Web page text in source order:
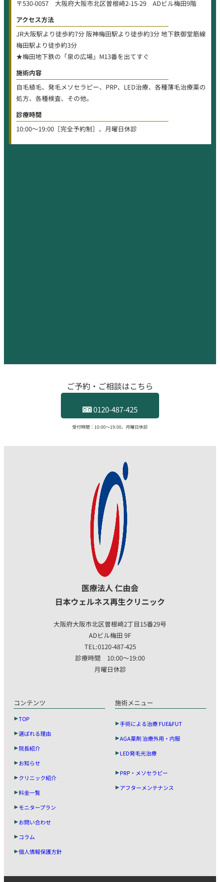
〒530-0057 大阪府大阪市北区曽根崎2-15-29 ADビル梅田9階
アクセス方法
JR大阪駅より徒歩約7分 阪神梅田駅より徒歩約3分 地下鉄御堂筋線
梅田駅より徒歩約3分
★梅田地下鉄の「泉の広場」M13番を出てすぐ
施術内容
自毛植毛、発毛メソセラピー、PRP、LED治療、各種薄毛治療薬の
処方、各種検査、その他。
診療時間
10:00〜19:00［完全予約制］、月曜日休診
ご予約・ご相談はこちら
0120-487-425
受付時間：10:00〜19:00、月曜日休診
医療法人 仁由会
日本ウェルネス再生クリニック
大阪府大阪市北区曽根崎2丁目15番29号
ADビル梅田 9F
TEL:0120-487-425
診療時間 10:00〜19:00
月曜日休診
コンテンツ
TOP
選ばれる理由
院長紹介
お知らせ
クリニック紹介
料金一覧
モニタープラン
お問い合わせ
コラム
個人情報保護方針
施術メニュー
手術による治療 FUE&FUT
AGA薬剤 治療外用・内服
LED発毛光治療
PRP・メソセラピー
アフターメンテナンス